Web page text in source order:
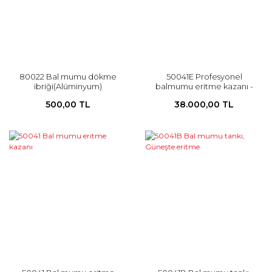
80022 Bal mumu dökme
ibriği(Alüminyum)
500,00 TL
50041E Profesyonel
balmumu eritme kazanı -
38.000,00 TL